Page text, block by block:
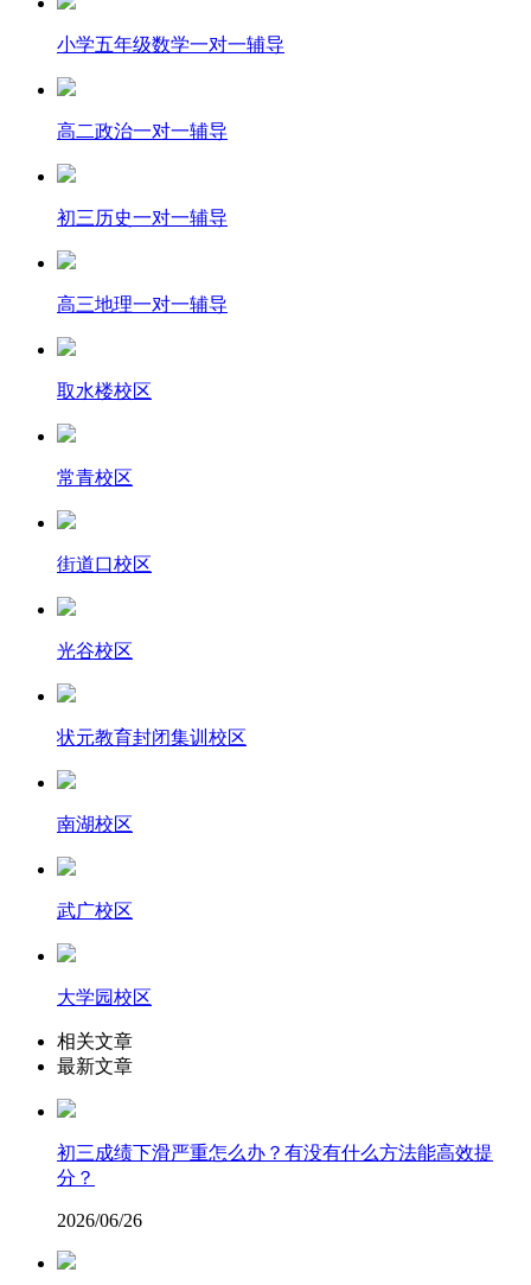
小学五年级数学一对一辅导
高二政治一对一辅导
初三历史一对一辅导
高三地理一对一辅导
取水楼校区
常青校区
街道口校区
光谷校区
状元教育封闭集训校区
南湖校区
武广校区
大学园校区
相关文章
最新文章
初三成绩下滑严重怎么办？有没有什么方法能高效提
分？
2026/06/26